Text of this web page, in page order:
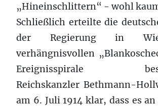
„Hineinschlittern“ - wohl
Schließlich erteilte die
der Regierung in
verhängnisvollen
Ereignisspirale
Reichskanzler Bethmann-
am 6. Juli 1914 klar, dass es